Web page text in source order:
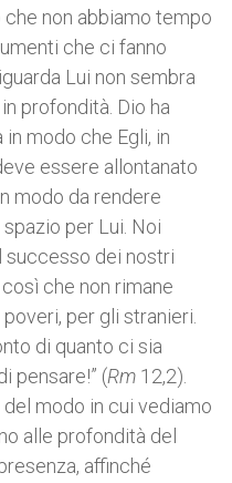
non abbiamo tempo
che ci fanno
Lui non sembra
profondità. Dio ha
modo che Egli, in
essere allontanato
modo da rendere
spazio per Lui. Noi
successo dei nostri
che non rimane
per gli stranieri.
di quanto ci sia
pensare!” (Rm 12,2).
del modo in cui vediamo
alle profondità del
affinché